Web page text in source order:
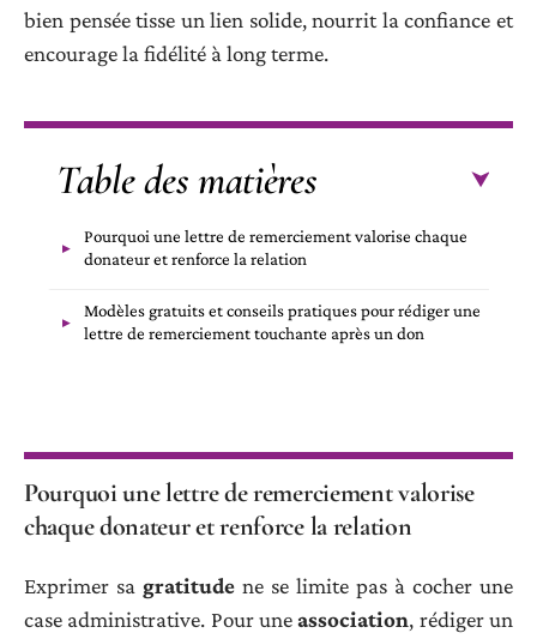
bien pensée tisse un lien solide, nourrit la confiance et
encourage la fidélité à long terme.
Table des matières
Pourquoi une lettre de remerciement valorise chaque
donateur et renforce la relation
Modèles gratuits et conseils pratiques pour rédiger une
lettre de remerciement touchante après un don
Pourquoi une lettre de remerciement valorise
chaque donateur et renforce la relation
Exprimer sa gratitude ne se limite pas à cocher une
case administrative. Pour uneassociation, rédiger un